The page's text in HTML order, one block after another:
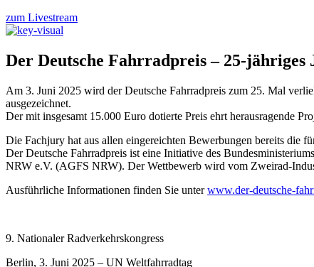
zum Livestream
Der Deutsche Fahrradpreis – 25-jähriges
Am 3. Juni 2025 wird der Deutsche Fahrradpreis zum 25. Mal
ausgezeichnet.
Der mit insgesamt 15.000 Euro dotierte Preis ehrt herausragende
Die Fachjury hat aus allen eingereichten Bewerbungen bereits die
Der Deutsche Fahrradpreis ist eine Initiative des
NRW e.V. (AGFS NRW). Der Wettbewerb wird vom Zweirad-
Ausführliche Informationen finden Sie unterwww.der-deutsche-
9. Nationaler Radverkehrskongress
Berlin, 3. Juni 2025 – UN Weltfahrradtag